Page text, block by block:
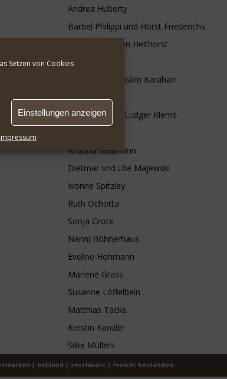
Setzen von Cookies
Einstellungen anzeigen
Andrea Huberty
Bärbel Philippi und Horst Friederichs
Ariane und Leon Heithorst
Ulrich Müllers
Marion und Müslim Karahan
Susanne Brey
Christiane und Ludger Klems
Kristina Neumann
Dietmar und Ute Majewski
Ivonne Spitzley
Ruth Ochotta
Sonja Grote
Nanni Höhnerhaus
Eveline Hohmann
Marlene Grass
Susanne Löffelbein
Matthias Tacke
Kerstin Kanzler
Silke Müllers
| b=blond | s=schwarz | *=nicht bestanden